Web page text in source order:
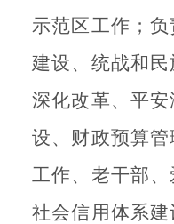
示范区工作；
建设、统战和
深化改革、平
设、财政预算
工作、老干部、
社会信用体系